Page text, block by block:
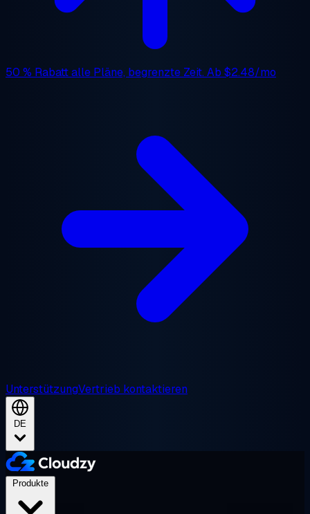
50 % Rabattalle Pläne, begrenzte Zeit. Ab $2.48/mo
UnterstützungVertrieb kontaktieren
DE